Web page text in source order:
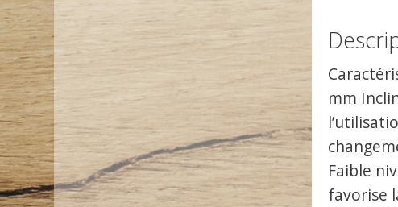
mm
Faible
favorise